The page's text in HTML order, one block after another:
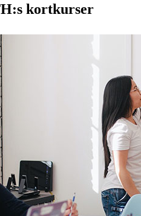
kortkurser